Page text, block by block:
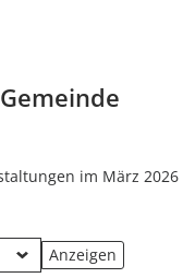
im März 2026